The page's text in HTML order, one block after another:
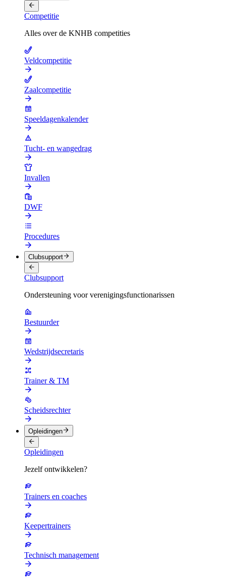
Competitie
Alles over de KNHB competities
Veldcompetitie
Zaalcompetitie
Speeldagenkalender
Tucht- en wangedrag
Invallen
DWF
Procedures
Clubsupport
Clubsupport
Ondersteuning voor verenigingsfunctionarissen
Bestuurder
Wedstrijdsecretaris
Trainer & TM
Scheidsrechter
Opleidingen
Opleidingen
Jezelf ontwikkelen?
Trainers en coaches
Keepertrainers
Technisch management